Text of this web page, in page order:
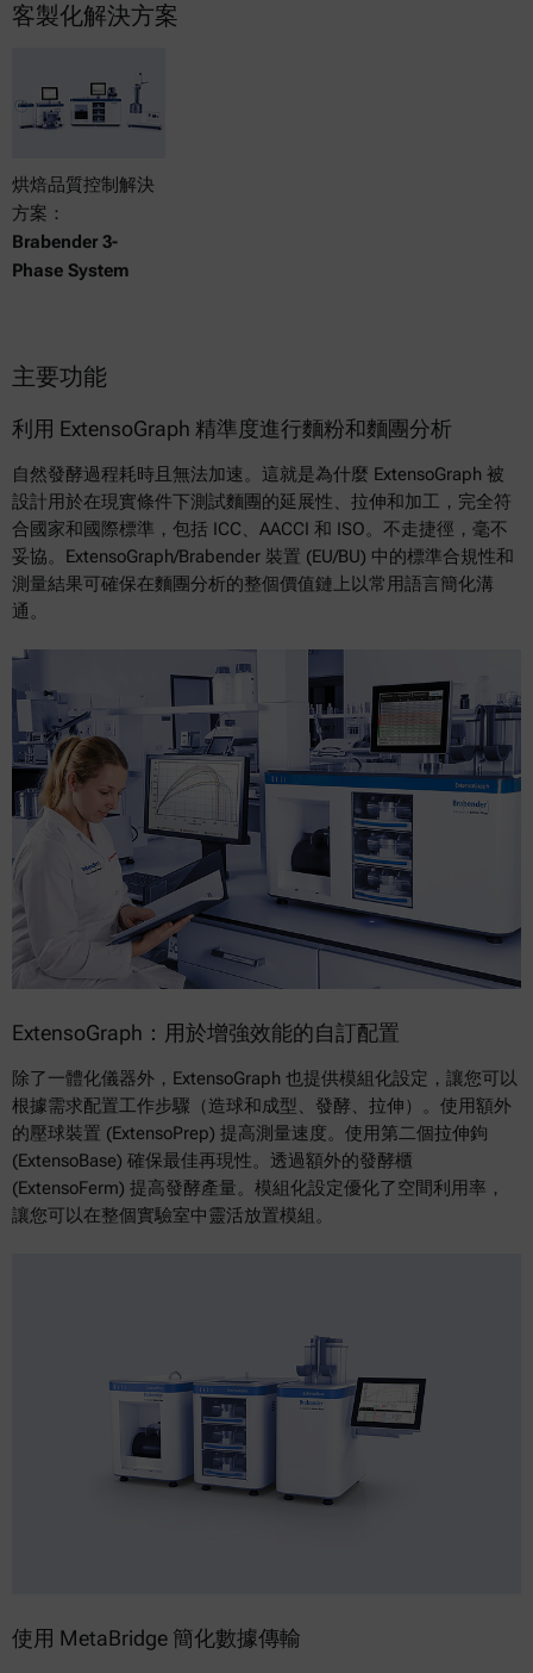
客製化解決方案
烘焙品質控制解決
方案：
Brabender 3-
Phase System
主要功能
利用 ExtensoGraph 精準度進行麵粉和麵團分析
自然發酵過程耗時且無法加速。這就是為什麼 ExtensoGraph 被
設計用於在現實條件下測試麵團的延展性、拉伸和加工，完全符
合國家和國際標準，包括 ICC、AACCI 和 ISO。不走捷徑，毫不
妥協。ExtensoGraph/Brabender 裝置 (EU/BU) 中的標準合規性和
測量結果可確保在麵團分析的整個價值鏈上以常用語言簡化溝
通。
ExtensoGraph：用於增強效能的自訂配置
除了一體化儀器外，ExtensoGraph 也提供模組化設定，讓您可以
根據需求配置工作步驟（造球和成型、發酵、拉伸）。使用額外
的壓球裝置 (ExtensoPrep) 提高測量速度。使用第二個拉伸鉤
(ExtensoBase) 確保最佳再現性。透過額外的發酵櫃
(ExtensoFerm) 提高發酵產量。模組化設定優化了空間利用率，
讓您可以在整個實驗室中靈活放置模組。
使用 MetaBridge 簡化數據傳輸